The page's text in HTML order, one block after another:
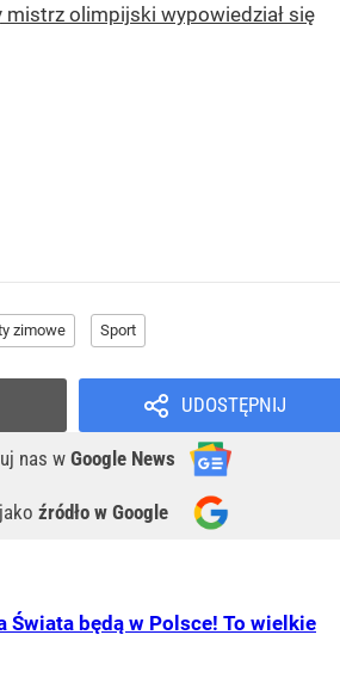
olimpijski wypowiedział się
zimowe Sport
UDOSTĘPNIJ
nas w Google News
źródło w Google
będą w Polsce! To wielkie